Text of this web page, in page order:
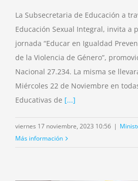
La Subsecretaria de Educación a
Educación Sexual Integral, invita a
jornada “Educar en Igualdad
de la Violencia de Género”,
Nacional 27.234. La misma se
Miércoles 22 de Noviembre en
Educativas de [...]
viernes 17 noviembre, 2023 10:56 |
Más información